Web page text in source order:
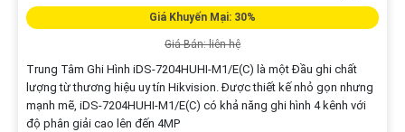
Giá Khuyến Mại: 30%
Giá Bán: liên hệ
Trung Tâm Ghi Hình iDS-7204HUHI-M1/E(C) là một Đầu ghi chất
lượng từ thương hiệu uy tín Hikvision. Được thiết kế nhỏ gọn nhưng
mạnh mẽ, iDS-7204HUHI-M1/E(C) có khả năng ghi hình 4 kênh với
độ phân giải cao lên đến 4MP